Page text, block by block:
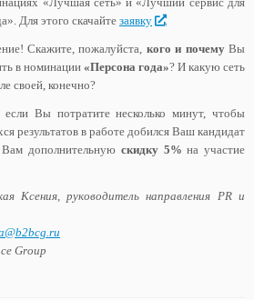
Для этого скачайте заявку .
Скажите, пожалуйста, кого и почемуВы
в номинации «Персона года»? И какую сеть
своей, конечно?
Вы потратите несколько минут, чтобы
результатов в работе добился Ваш кандидат
дополнительную скидку 5% на участие
Ксения, руководитель направления PR и
Group